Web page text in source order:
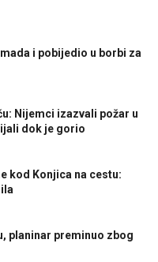
i pobijedio u borbi za
Nijemci izazvali požar u
dok je gorio
kod Konjica na cestu:
planinar preminuo zbog